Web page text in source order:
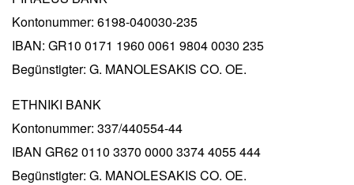
Kontonummer: 6198-040030-235
ΙΒΑΝ: GR10 0171 1960 0061 9804 0030 235
Begünstigter: G. MANOLESAKIS CO. OE.
ETHNIKI BANK
Kontonummer: 337/440554-44
ΙΒΑΝ GR62 0110 3370 0000 3374 4055 444
Begünstigter: G. MANOLESAKIS CO. OE.